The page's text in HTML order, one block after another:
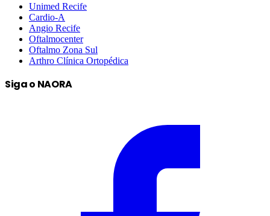
Unimed Recife
Cardio-A
Angio Recife
Oftalmocenter
Oftalmo Zona Sul
Arthro Clínica Ortopédica
Siga o NAORA